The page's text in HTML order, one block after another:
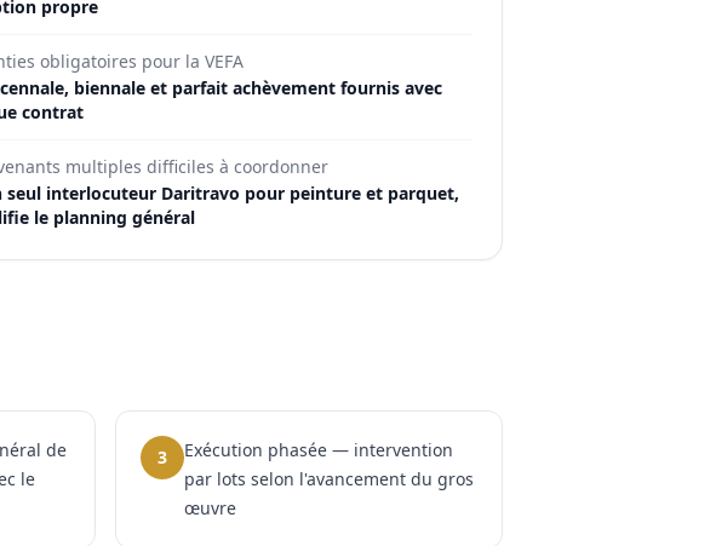
propre
obligatoires pour la VEFA
biennale et parfait achèvement fournis avec
contrat
multiples difficiles à coordonner
seul interlocuteur Daritravo pour peinture et parquet,
le planning général
de
le
3
Exécution phasée — intervention
par lots selon l'avancement du gros
œuvre